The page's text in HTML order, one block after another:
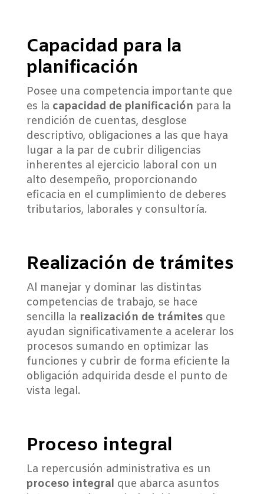
Capacidad para la
planificación
Posee una competencia importante que
es la capacidad de planificación para la
rendición de cuentas, desglose
descriptivo, obligaciones a las que haya
lugar a la par de cubrir diligencias
inherentes al ejercicio laboral con un
alto desempeño, proporcionando
eficacia en el cumplimiento de deberes
tributarios, laborales y consultoría.
Realización de trámites
Al manejar y dominar las distintas
competencias de trabajo, se hace
sencilla la realización de trámitesque
ayudan significativamente a acelerar los
procesos sumando en optimizar las
funciones y cubrir de forma eficiente la
obligación adquirida desde el punto de
vista legal.
Proceso integral
La repercusión administrativa es un
proceso integral que abarca asuntos